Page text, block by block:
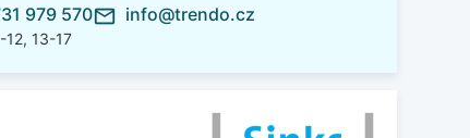
979 570
12, 13-17
mail_outline info@trendo.cz